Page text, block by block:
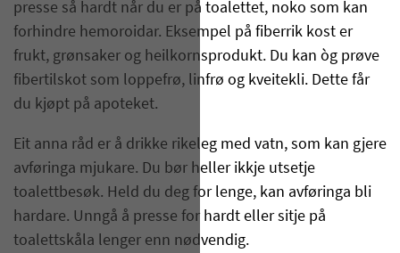
presse så hardt når du er på toalettet, noko som kan
forhindre hemoroidar. Eksempel på fiberrik kost er
frukt, grønsaker og heilkornsprodukt. Du kan òg prøve
fibertilskot som loppefrø, linfrø og kveitekli. Dette får
du kjøpt på apoteket.
Eit anna råd er å drikke rikeleg med vatn, som kan gjere
avføringa mjukare. Du bør heller ikkje utsetje
toalettbesøk. Held du deg for lenge, kan avføringa bli
hardare. Unngå å presse for hardt eller sitje på
toalettskåla lenger enn nødvendig.